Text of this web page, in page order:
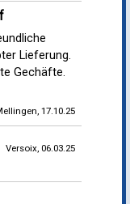
Lieferung.
Gechäfte.
17.10.25
Versoix, 06.03.25